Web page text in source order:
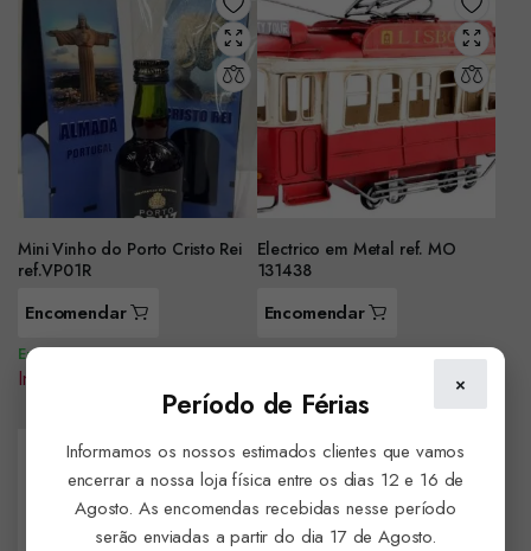
Mini Vinho do Porto Cristo Rei
ref.VP01R
Encomendar
Em Stock
Iniciar sessão para ver preço
Electrico em Metal ref. MO
131438
Encomendar
Em Stock
Iniciar sessão para ver preço
×
Período de Férias
Informamos os nossos estimados clientes que vamos
encerrar a nossa loja física entre os dias 12 e 16 de
Agosto. As encomendas recebidas nesse período
serão enviadas a partir do dia 17 de Agosto.